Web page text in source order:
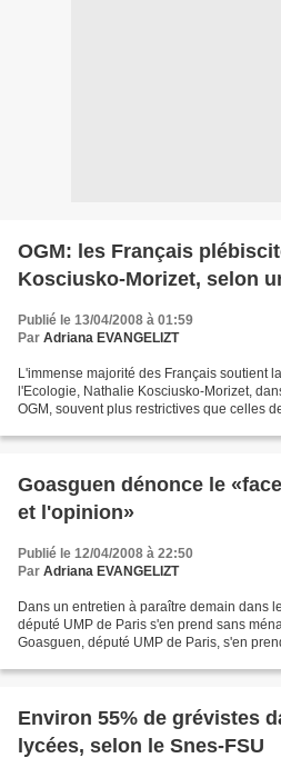
OGM: les Français
Kosciusko-Morizet, selon
Publié le 13/04/2008 à 01:59
Par Adriana EVANGELIZT
L'immense majorité des Français soutient
l'Ecologie, Nathalie Kosciusko-Morizet,
OGM, souvent plus restrictives que celles
Goasguen dénonce le
et l'opinion»
Publié le 12/04/2008 à 22:50
Par Adriana EVANGELIZT
Dans un entretien à paraître demain dans
député UMP de Paris s'en prend sans
Goasguen, député UMP de Paris, s'en
Environ 55% de grévistes
lycées, selon le Snes-FSU